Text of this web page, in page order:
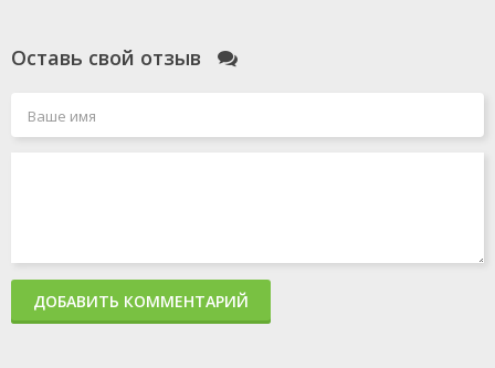
Оставь свой отзыв
ДОБАВИТЬ КОММЕНТАРИЙ